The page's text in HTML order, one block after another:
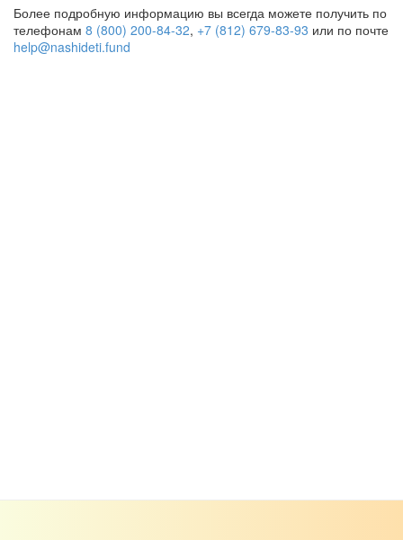
Более подробную информацию вы всегда можете получить по
телефонам 8 (800) 200-84-32, +7 (812) 679-83-93 или по почте
help@nashideti.fund